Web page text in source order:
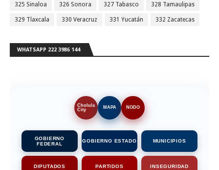
325 Sinaloa 326 Sonora 327 Tabasco 328 Tamaulipas
329 Tlaxcala 330 Veracruz 331 Yucatán 332 Zacatecas
WHATSAPP 222 3986 144
Cholula
City
MAPA NODO
GOBIERNO
FEDERAL
GOBIERNO ESTADO MUNICIPIOS
DIPUTADOS PARTIDOS INSEGURIDAD